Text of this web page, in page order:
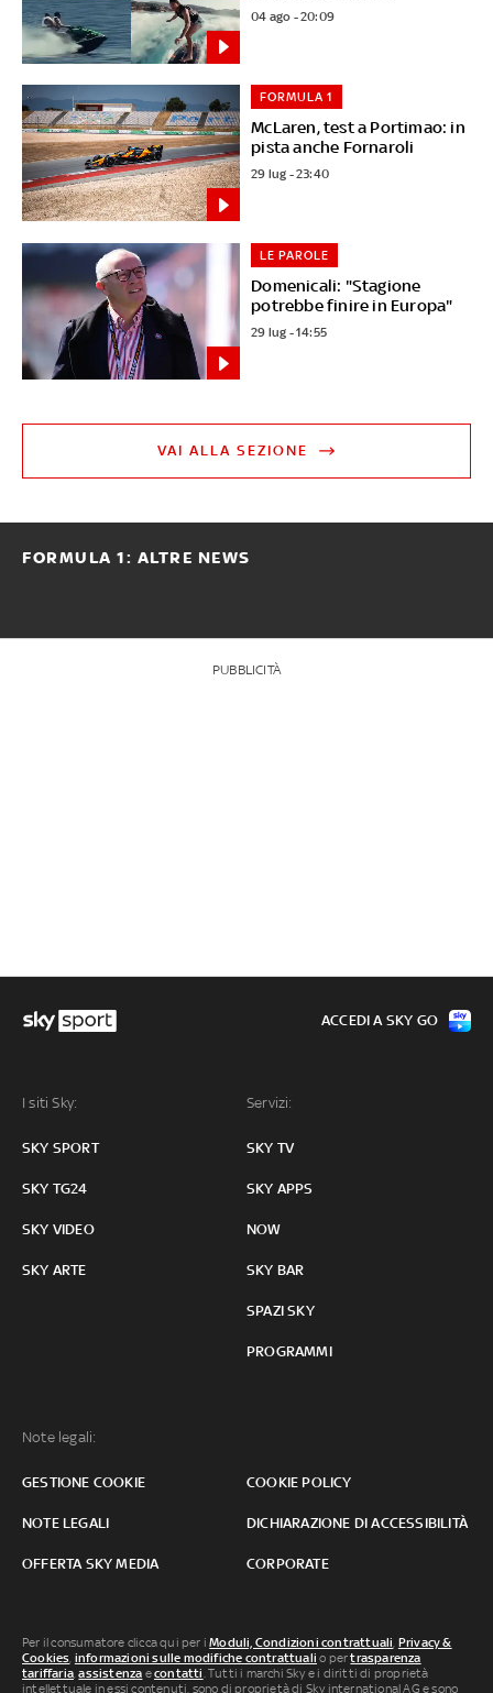
04 ago - 20:09
McLaren, test a Portimao: in
pista anche Fornaroli
FORMULA 1
29 lug - 23:40
Domenicali: "Stagione
potrebbe finire in Europa"
LE PAROLE
29 lug - 14:55
VAI ALLA SEZIONE
FORMULA 1: ALTRE NEWS
PUBBLICITÀ
I siti Sky:
SKY SPORT
SKY TG24
SKY VIDEO
SKY ARTE
Servizi:
SKY TV
SKY APPS
NOW
SKY BAR
SPAZI SKY
PROGRAMMI
Note legali:
GESTIONE COOKIE COOKIE POLICY
NOTE LEGALI DICHIARAZIONE DI ACCESSIBILITÀ
OFFERTA SKY MEDIA CORPORATE
ACCEDI A SKY GO
Per il consumatore clicca qui per iModuli, Condizioni contrattuali, Privacy &
Cookies, informazioni sulle modifiche contrattuali o pertrasparenza
tariffaria,assistenza econtatti. Tutti i marchi Sky e i diritti di proprietà
intellettuale in essi contenuti, sono di proprietà di Sky international AG e sono